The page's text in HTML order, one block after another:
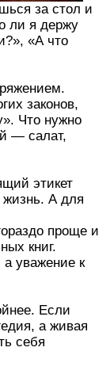
за стол и
ли я держу
«А что
законов,
Что нужно
— салат,
этикет
жизнь. А для
проще и
книг.
уважение к
Если
а живая
себя